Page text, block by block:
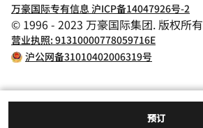
预订
万豪国际专有信息 沪ICP备14047926号-2
© 1996 - 2023 万豪国际集团. 版权所有
营业执照: 91310000778059716E
沪公网备31010402006319号